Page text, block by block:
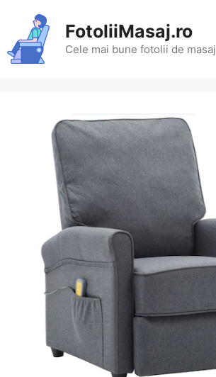
conținut
FotoliiMasaj.ro
Cele mai bune fotolii de masaj